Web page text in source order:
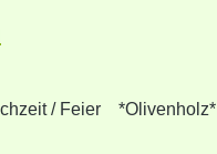
/ Feier *Olivenholz*